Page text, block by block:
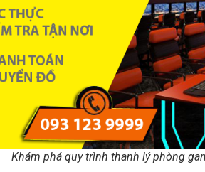
Khám phá quy trình thanh lý phòng